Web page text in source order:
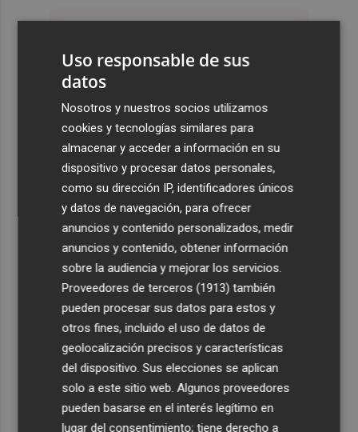
Uso responsable de sus
datos
Nosotros y nuestros socios utilizamos
cookies y tecnologías similares para
almacenar y acceder a información en su
dispositivo y procesar datos personales,
como su dirección IP, identificadores únicos
y datos de navegación, para ofrecer
anuncios y contenido personalizados, medir
anuncios y contenido, obtener información
sobre la audiencia y mejorar los servicios.
Proveedores de terceros (1913) también
pueden procesar sus datos para estos y
otros fines, incluido el uso de datos de
geolocalización precisos y características
del dispositivo. Sus elecciones se aplican
solo a este sitio web. Algunos proveedores
pueden basarse en el interés legítimo en
lugar del consentimiento; tiene derecho a